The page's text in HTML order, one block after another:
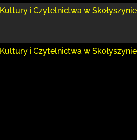
i Czytelnictwa w Skołyszynie
i Czytelnictwa w Skołyszynie